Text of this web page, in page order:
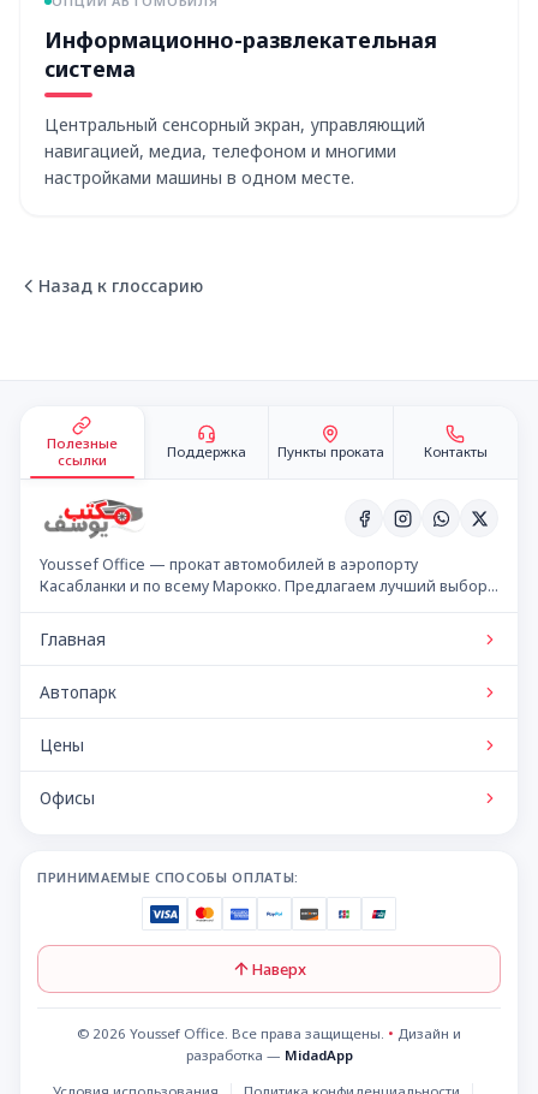
Информационно-развлекательная
система
Центральный сенсорный экран, управляющий
навигацией, медиа, телефоном и многими
настройками машины в одном месте.
Назад к глоссарию
Полезные
ссылки
Поддержка Пункты проката Контакты
Youssef Office — прокат автомобилей в аэропорту
Касабланки и по всему Марокко. Предлагаем лучший выбор
Главная
Автопарк
Цены
Офисы
ПРИНИМАЕМЫЕ СПОСОБЫ ОПЛАТЫ:
Наверх
© 2026 Youssef Office. Все права защищены. • Дизайн и
разработка — MidadApp
Условия использования
Политика конфиденциальности